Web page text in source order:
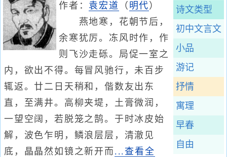
诗文类型
初中文言文
小品
游记
抒情
寓理
早春
自由
作者： 袁宏道 （ 明代 ）
燕地寒，花朝节后，
余寒犹厉。冻风时作，作
则飞沙走砾。局促一室之
内，欲出不得。每冒风驰行，未百步
辄返。廿二日天稍和，偕数友出东
直，至满井。高柳夹堤，土膏微润，
一望空阔，若脱笼之鹄。于时冰皮始
解，波色乍明，鳞浪层层，清澈见
底，晶晶然如镜之新开而 ...查看全